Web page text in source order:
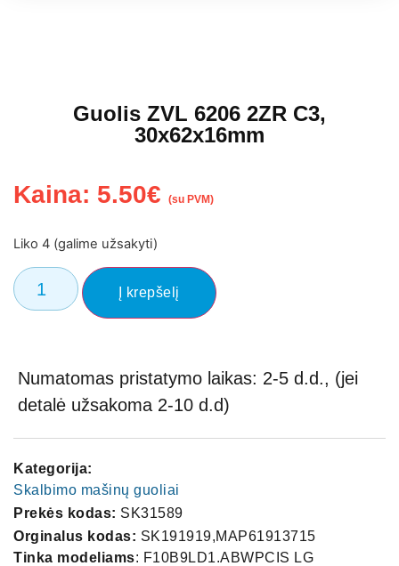
Guolis ZVL 6206 2ZR C3,
30x62x16mm
Kaina: 5.50€ (su PVM)
Liko 4 (galime užsakyti)
Į krepšelį
Numatomas pristatymo laikas: 2-5 d.d., (jei
detalė užsakoma 2-10 d.d)
Kategorija:
Skalbimo mašinų guoliai
Prekės kodas: SK31589
Orginalus kodas: SK191919,MAP61913715
Tinka modeliams: F10B9LD1.ABWPCIS LG